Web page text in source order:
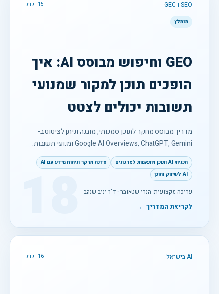
SEO ו-GEO 15 דקות
מומלץ
GEO וחיפוש מבוסס AI: איך
הופכים תוכן למקור שמנועי
תשובות יכולים לצטט
מדריך מבוסס מחקר לתוכן סמכותי, מובנה וניתן לציטוט ב-
Google AI Overviews, ChatGPT, Gemini ומנועי תשובות.
תכניות AI ותוכן מותאמות לארגונים
סדנת מחקר וניתוח מידע עם AI
AI לשיווק ותוכן
עריכה מקצועית: הנרי שטאובר · ד"ר יניב שנהב
לקריאת המדריך ←
AI בישראל 16 דקות